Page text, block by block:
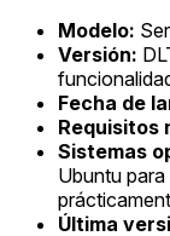
Modelo:
Versión:
Fecha de
Requisitos
Sistemas
Ubuntu
Última